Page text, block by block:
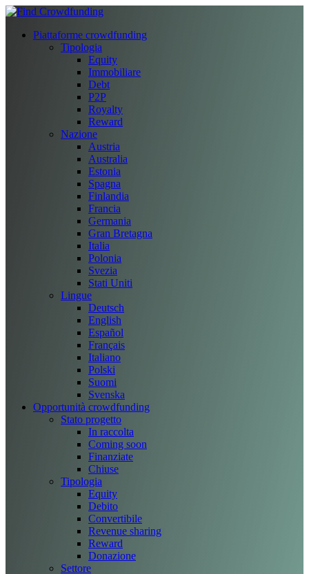
Piattaforme crowdfunding
Tipologia
Equity
Immobiliare
Debt
P2P
Royalty
Reward
Nazione
Austria
Australia
Estonia
Spagna
Finlandia
Francia
Germania
Gran Bretagna
Italia
Polonia
Svezia
Stati Uniti
Lingue
Deutsch
English
Español
Français
Italiano
Polski
Suomi
Svenska
Opportunità crowdfunding
Stato progetto
In raccolta
Coming soon
Finanziate
Chiuse
Tipologia
Equity
Debito
Convertibile
Revenue sharing
Reward
Donazione
Settore